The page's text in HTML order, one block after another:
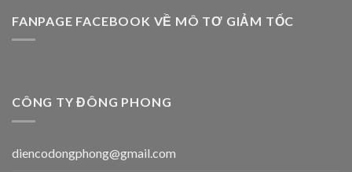
FANPAGE FACEBOOK VỀ MÔ TƠ GIẢM TỐC
CÔNG TY ĐÔNG PHONG
diencodongphong@gmail.com